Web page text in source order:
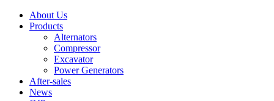
About Us
Products
Alternators
Compressor
Excavator
Power Generators
After-sales
News